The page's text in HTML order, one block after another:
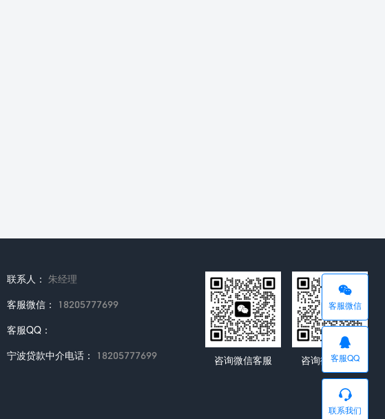
客服微信
客服QQ
联系我们
联系人： 朱经理
客服微信： 18205777699
客服QQ：
宁波贷款中介电话： 18205777699 咨询微信客服 咨询微信客服